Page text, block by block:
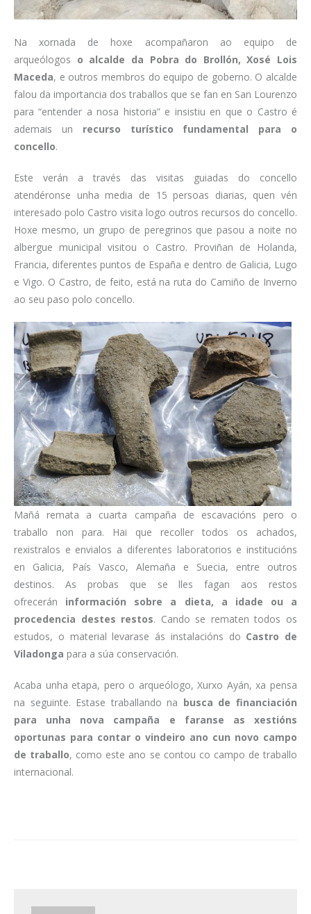
Na xornada de hoxe acompañaron ao equipo de
arqueólogos o alcalde da Pobra do Brollón, Xosé Lois
Maceda, e outros membros do equipo de goberno. O alcalde
falou da importancia dos traballos que se fan en San Lourenzo
para “entender a nosa historia” e insistiu en que o Castro é
ademais un recurso turístico fundamental para o
concello.
Este verán a través das visitas guiadas do concello
atendéronse unha media de 15 persoas diarias, quen vén
interesado polo Castro visita logo outros recursos do concello.
Hoxe mesmo, un grupo de peregrinos que pasou a noite no
albergue municipal visitou o Castro. Proviñan de Holanda,
Francia, diferentes puntos de España e dentro de Galicia, Lugo
e Vigo. O Castro, de feito, está na ruta do Camiño de Inverno
ao seu paso polo concello.
Mañá remata a cuarta campaña de escavacións pero o
traballo non para. Hai que recoller todos os achados,
rexistralos e envialos a diferentes laboratorios e institucións
en Galicia, País Vasco, Alemaña e Suecia, entre outros
destinos. As probas que se lles fagan aos restos
ofrecerán información sobre a dieta, a idade ou a
procedencia destes restos. Cando se rematen todos os
estudos, o material levarase ás instalacións do Castro de
Viladonga para a súa conservación.
Acaba unha etapa, pero o arqueólogo, Xurxo Ayán, xa pensa
na seguinte. Estase traballando na busca de financiación
para unha nova campaña e faranse as xestións
oportunas para contar o vindeiro ano cun novo campo
de traballo, como este ano se contou co campo de traballo
internacional.